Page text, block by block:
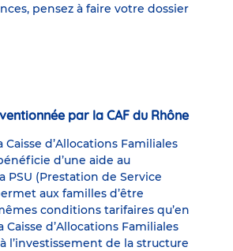
pensez à faire votre dossier
par la CAF du Rhône
d’Allocations Familiales
d’une aide au
(Prestation de Service
aux familles d’être
conditions tarifaires qu’en
d’Allocations Familiales
l’investissement de la structure